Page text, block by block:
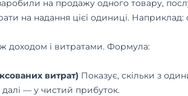
на продажу одного товару,
на надання цієї одиниці.
доходом і витратами. Формула:
витрат) Показує, скільки з
далі — у чистий прибуток.